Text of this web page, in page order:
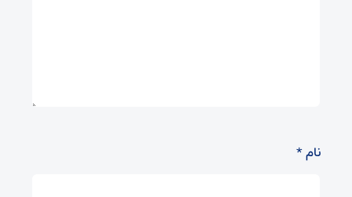
نام*